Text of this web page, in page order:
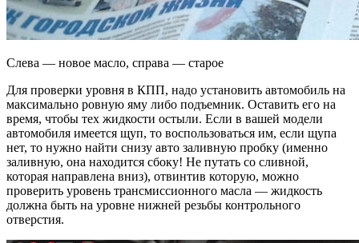
Слева — новое масло, справа — старое
Для проверки уровня в КПП, надо установить автомобиль на
максимально ровную яму либо подъемник. Оставить его на
время, чтобы тех жидкости остыли. Если в вашей модели
автомобиля имеется щуп, то воспользоваться им, если щупа
нет, то нужно найти снизу авто заливную пробку (именно
заливную, она находится сбоку! Не путать со сливной,
которая направлена вниз), отвинтив которую, можно
проверить уровень трансмиссионного масла — жидкость
должна быть на уровне нижней резьбы контрольного
отверстия.